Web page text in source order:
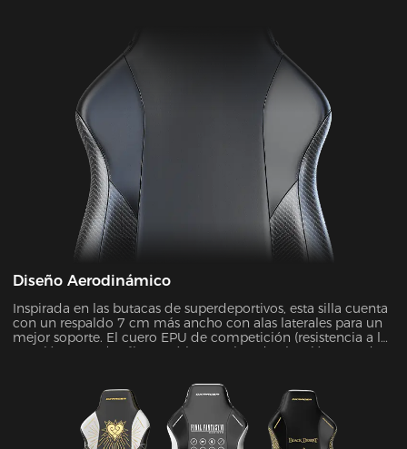
Diseño Aerodinámico
Inspirada en las butacas de superdeportivos, esta silla cuenta
con un respaldo 7 cm más ancho con alas laterales para un
mejor soporte. El cuero EPU de competición (resistencia a la
tracción ≥80 N/cm²) superó las pruebas de abrasión SGS de